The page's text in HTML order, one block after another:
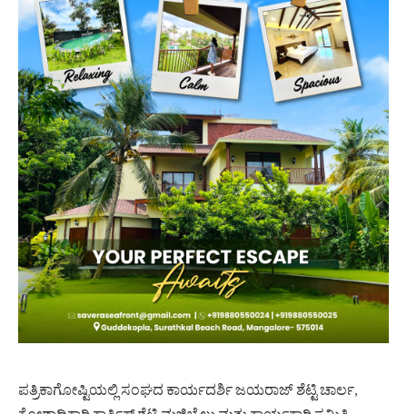
ಪತ್ರಿಕಾಗೋಷ್ಟಿಯಲ್ಲಿ ಸಂಘದ ಕಾರ್ಯದರ್ಶಿ ಜಯರಾಜ್ ಶೆಟ್ಟಿ ಚಾರ್ಲ,